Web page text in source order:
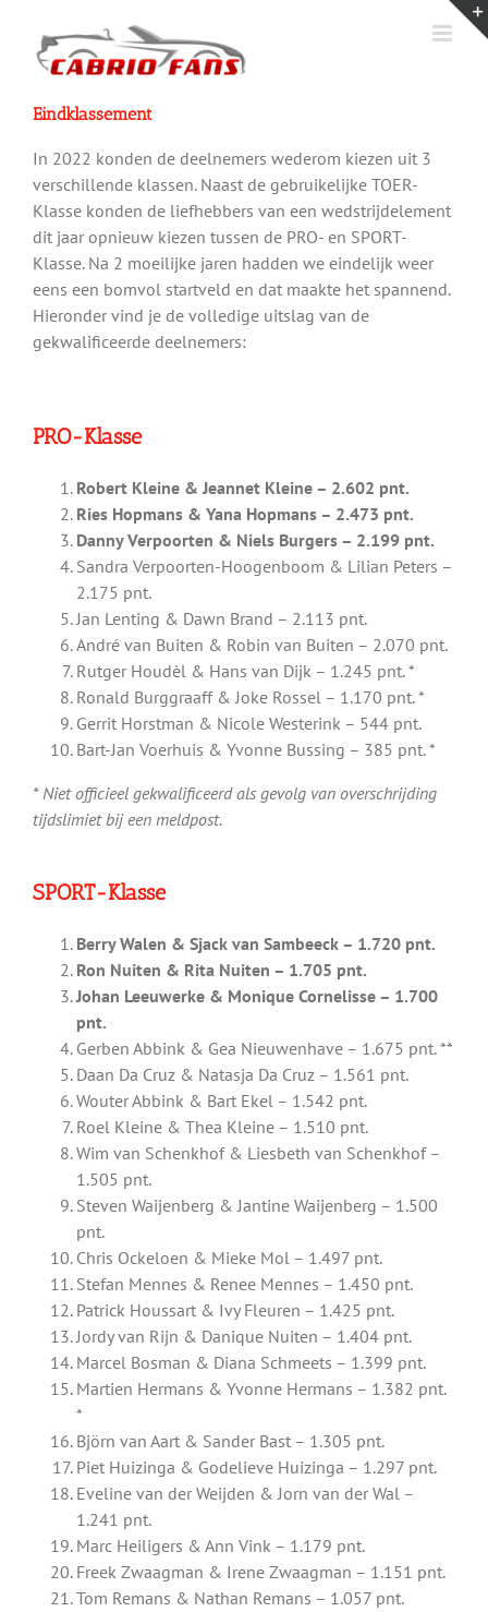
inhoud
Eindklassement
In 2022 konden de deelnemers wederom kiezen uit 3
verschillende klassen. Naast de gebruikelijke TOER-
Klasse konden de liefhebbers van een wedstrijdelement
dit jaar opnieuw kiezen tussen de PRO- en SPORT-
Klasse. Na 2 moeilijke jaren hadden we eindelijk weer
eens een bomvol startveld en dat maakte het spannend.
Hieronder vind je de volledige uitslag van de
gekwalificeerde deelnemers:
PRO-Klasse
Robert Kleine & Jeannet Kleine – 2.602 pnt.
Ries Hopmans & Yana Hopmans – 2.473 pnt.
Danny Verpoorten & Niels Burgers – 2.199 pnt.
Sandra Verpoorten-Hoogenboom & Lilian Peters –
2.175 pnt.
Jan Lenting & Dawn Brand – 2.113 pnt.
André van Buiten & Robin van Buiten – 2.070 pnt.
Rutger Houdèl & Hans van Dijk – 1.245 pnt. *
Ronald Burggraaff & Joke Rossel – 1.170 pnt. *
Gerrit Horstman & Nicole Westerink – 544 pnt.
Bart-Jan Voerhuis & Yvonne Bussing – 385 pnt. *
* Niet officieel gekwalificeerd als gevolg van overschrijding
tijdslimiet bij een meldpost.
SPORT-Klasse
Berry Walen & Sjack van Sambeeck – 1.720 pnt.
Ron Nuiten & Rita Nuiten – 1.705 pnt.
Johan Leeuwerke & Monique Cornelisse – 1.700
pnt.
Gerben Abbink & Gea Nieuwenhave – 1.675 pnt. **
Daan Da Cruz & Natasja Da Cruz – 1.561 pnt.
Wouter Abbink & Bart Ekel – 1.542 pnt.
Roel Kleine & Thea Kleine – 1.510 pnt.
Wim van Schenkhof & Liesbeth van Schenkhof –
1.505 pnt.
Steven Waijenberg & Jantine Waijenberg – 1.500
pnt.
Chris Ockeloen & Mieke Mol – 1.497 pnt.
Stefan Mennes & Renee Mennes – 1.450 pnt.
Patrick Houssart & Ivy Fleuren – 1.425 pnt.
Jordy van Rijn & Danique Nuiten – 1.404 pnt.
Marcel Bosman & Diana Schmeets – 1.399 pnt.
Martien Hermans & Yvonne Hermans – 1.382 pnt.
*
Björn van Aart & Sander Bast – 1.305 pnt.
Piet Huizinga & Godelieve Huizinga – 1.297 pnt.
Eveline van der Weijden & Jorn van der Wal –
1.241 pnt.
Marc Heiligers & Ann Vink – 1.179 pnt.
Freek Zwaagman & Irene Zwaagman – 1.151 pnt.
Tom Remans & Nathan Remans – 1.057 pnt.